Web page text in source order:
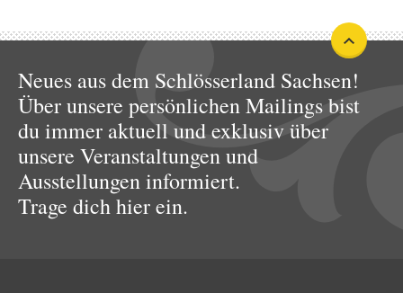
Neues aus dem Schlösserland Sachsen!
Über unsere persönlichen Mailings bist
du immer aktuell und exklusiv über
unsere Veranstaltungen und
Ausstellungen informiert.
Trage dich hier ein.